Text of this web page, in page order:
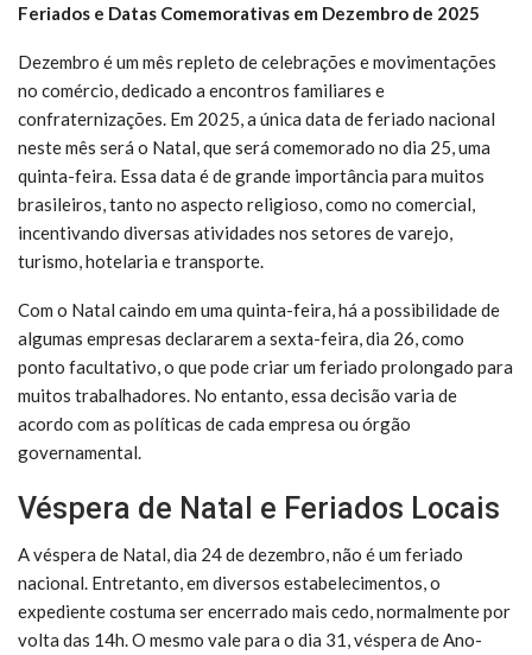
Feriados e Datas Comemorativas em Dezembro de 2025
Dezembro é um mês repleto de celebrações e movimentações
no comércio, dedicado a encontros familiares e
confraternizações. Em 2025, a única data de feriado nacional
neste mês será o Natal, que será comemorado no dia 25, uma
quinta-feira. Essa data é de grande importância para muitos
brasileiros, tanto no aspecto religioso, como no comercial,
incentivando diversas atividades nos setores de varejo,
turismo, hotelaria e transporte.
Com o Natal caindo em uma quinta-feira, há a possibilidade de
algumas empresas declararem a sexta-feira, dia 26, como
ponto facultativo, o que pode criar um feriado prolongado para
muitos trabalhadores. No entanto, essa decisão varia de
acordo com as políticas de cada empresa ou órgão
governamental.
Véspera de Natal e Feriados Locais
A véspera de Natal, dia 24 de dezembro, não é um feriado
nacional. Entretanto, em diversos estabelecimentos, o
expediente costuma ser encerrado mais cedo, normalmente por
volta das 14h. O mesmo vale para o dia 31, véspera de Ano-